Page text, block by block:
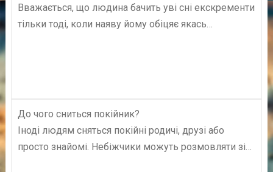
Вважається, що людина бачить уві сні екскременти
тільки тоді, коли наяву йому обіцяє якась…
До чого сниться покійник?
Іноді людям сняться покійні родичі, друзі або
просто знайомі. Небіжчики можуть розмовляти зі…